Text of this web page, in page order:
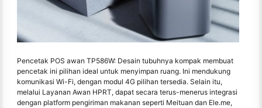
Pencetak POS awan TP586W: Desain tubuhnya kompak membuat
pencetak ini pilihan ideal untuk menyimpan ruang. Ini mendukung
komunikasi Wi-Fi, dengan modul 4G pilihan tersedia. Selain itu,
melalui Layanan Awan HPRT, dapat secara terus-menerus integrasi
dengan platform pengiriman makanan seperti Meituan dan Ele.me,